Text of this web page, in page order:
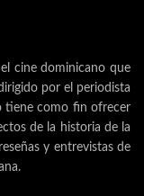
cine dominicano que
por el periodista
tiene como fin ofrecer
de la historia de la
y entrevistas de